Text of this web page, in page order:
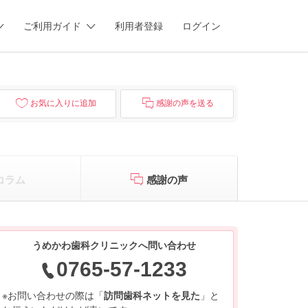
ご利用ガイド 利用者登録 ログイン
お気に入りに追加 感謝の声を送る
ラム 感謝の声
うめかわ歯科クリニックへ問い合わせ
0765-57-1233
※お問い合わせの際は「訪問歯科ネットを見た 」と